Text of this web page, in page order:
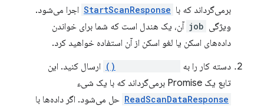
برمی‌گرداند که با StartScanResponse اجرا می‌شود.
ویژگی job آن، یک هندل است که شما برای خواندن
داده‌های اسکن یا لغو اسکن از آن استفاده خواهید کرد.
دسته کار را به
ارسال کنید. این
تابع یک Promise برمی‌گرداند که با یک شیء
ReadScanDataResponse حل می‌شود. اگر داده‌ها با